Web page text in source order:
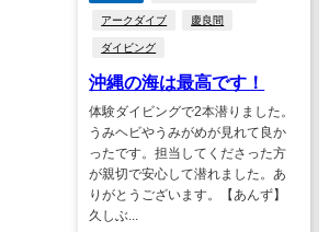
アークダイブ 慶良間
ダイビング
沖縄の海は最高です！
体験ダイビングで2本潜りました。
うみヘビやうみがめが見れて良か
ったです。担当してくださった方
が親切で安心して潜れました。あ
りがとうございます。【あんず】
久しぶ...